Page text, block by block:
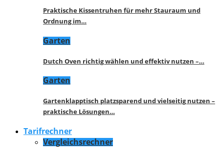
Praktische Kissentruhen für mehr Stauraum und
Ordnung im…
Garten
Dutch Oven richtig wählen und effektiv nutzen –…
Garten
Gartenklapptisch platzsparend und vielseitig nutzen –
praktische Lösungen…
Tarifrechner
Vergleichsrechner